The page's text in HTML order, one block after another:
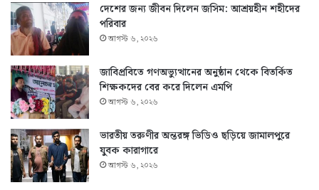
দেশের জন্য জীবন দিলেন জসিম: আশ্রয়হীন শহীদের
পরিবার
আগস্ট ৬, ২০২৬
জাবিপ্রবিতে গণঅভ্যুত্থানের অনুষ্ঠান থেকে বিতর্কিত
শিক্ষকদের বের করে দিলেন এমপি
আগস্ট ৬, ২০২৬
ভারতীয় তরুণীর অন্তরঙ্গ ভিডিও ছড়িয়ে জামালপুরে
যুবক কারাগারে
আগস্ট ৬, ২০২৬